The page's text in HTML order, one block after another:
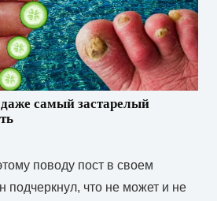
даже самый застарелый
поводу пост в своем
подчеркнул, что не может и не